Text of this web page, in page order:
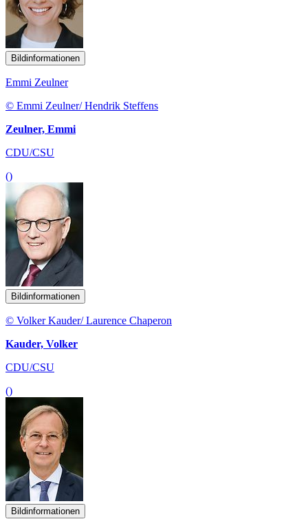
Bildinformationen
Emmi Zeulner
© Emmi Zeulner/ Hendrik Steffens
Zeulner, Emmi
CDU/CSU
()
Bildinformationen
© Volker Kauder/ Laurence Chaperon
Kauder, Volker
CDU/CSU
()
Bildinformationen